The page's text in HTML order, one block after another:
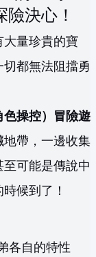
決心！
量珍貴的寶
都無法阻擋勇
色操控）冒險遊
帶，一邊收集
可能是傳說中
候到了！
各自的特性